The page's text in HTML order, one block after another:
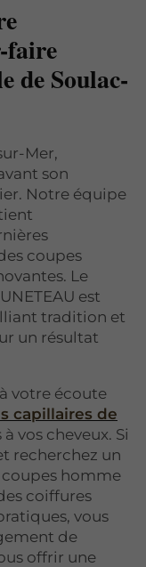
faire
de Soulac-
Mer,
son
Notre équipe
coupes
Le
est
tradition et
un résultat
votre écoute
capillaires de
vos cheveux. Si
recherchez un
homme
coiffures
vous
de
offrir une